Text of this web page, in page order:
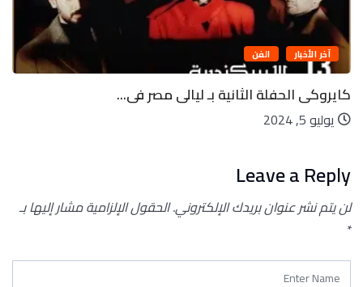
آخر الأخبار الفن
كايروكى الحفلة الثانية بـ ليالى مصر فى...
يوليو 5, 2024
Leave a Reply
لن يتم نشر عنوان بريدك الإلكتروني.الحقول الإلزامية مشار إليها بـ
*